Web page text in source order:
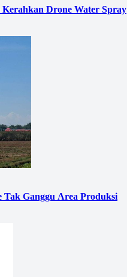
Drone Water Spray
Tak Ganggu Area Produksi